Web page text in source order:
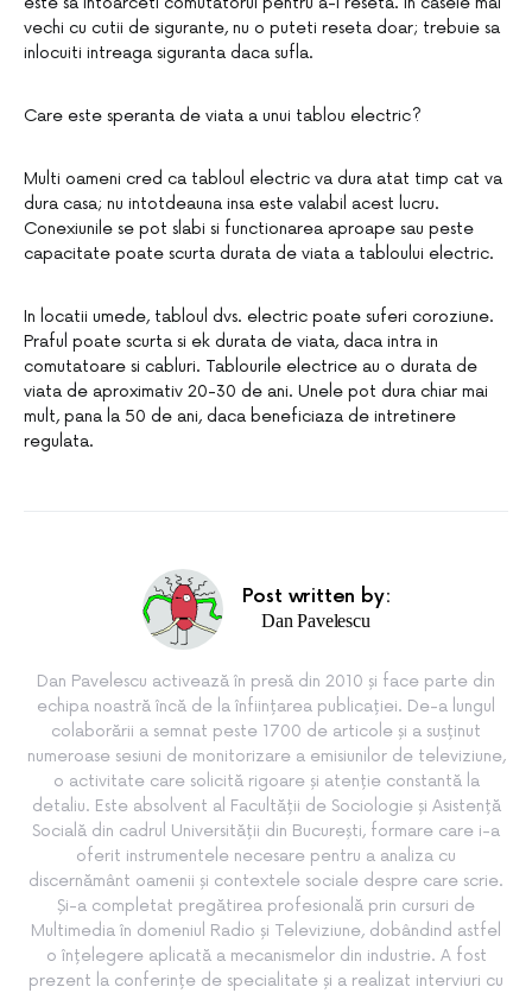
vechi cu cutii de sigurante, nu o puteti reseta doar; trebuie sa
inlocuiti intreaga siguranta daca sufla.
Care este speranta de viata a unui tablou electric?
Multi oameni cred ca tabloul electric va dura atat timp cat va
dura casa; nu intotdeauna insa este valabil acest lucru.
Conexiunile se pot slabi si functionarea aproape sau peste
capacitate poate scurta durata de viata a tabloului electric.
In locatii umede, tabloul dvs. electric poate suferi coroziune.
Praful poate scurta si ek durata de viata, daca intra in
comutatoare si cabluri. Tablourile electrice au o durata de
viata de aproximativ 20-30 de ani. Unele pot dura chiar mai
mult, pana la 50 de ani, daca beneficiaza de intretinere
regulata.
Post written by:
Dan Pavelescu
Dan Pavelescu activează în presă din 2010 și face parte din
echipa noastră încă de la înființarea publicației. De-a lungul
colaborării a semnat peste 1700 de articole și a susținut
numeroase sesiuni de monitorizare a emisiunilor de televiziune,
o activitate care solicită rigoare și atenție constantă la
detaliu. Este absolvent al Facultății de Sociologie și Asistență
Socială din cadrul Universității din București, formare care i-a
oferit instrumentele necesare pentru a analiza cu
discernământ oamenii și contextele sociale despre care scrie.
Și-a completat pregătirea profesională prin cursuri de
Multimedia în domeniul Radio și Televiziune, dobândind astfel
o înțelegere aplicată a mecanismelor din industrie. A fost
prezent la conferințe de specialitate și a realizat interviuri cu